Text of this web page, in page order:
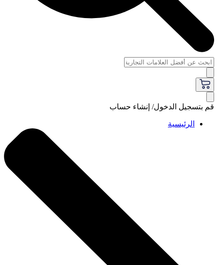
قم بتسجيل الدخول/ إنشاء حساب
الرئيسية